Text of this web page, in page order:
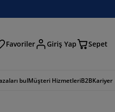
Favoriler Giriş Yap Sepet
bulMüşteri HizmetleriB2BKariyer